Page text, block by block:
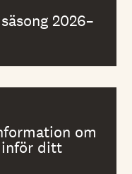
2026–
om
inför ditt